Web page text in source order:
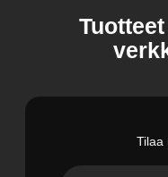
Tilaa